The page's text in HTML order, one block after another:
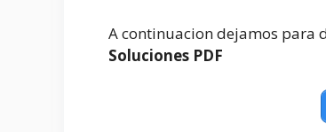
A continuacion dejamos para
Soluciones PDF